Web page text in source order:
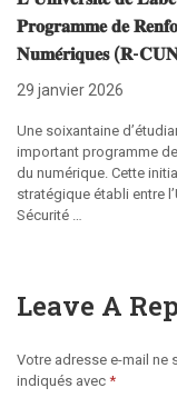
𝐏𝐫𝐨𝐠𝐫𝐚𝐦𝐦𝐞 𝐝𝐞
𝐍𝐮𝐦𝐞́𝐫𝐢𝐪𝐮𝐞𝐬 (𝐑-
29 janvier 2026
Une soixantaine
important programme
du numérique. Cette
stratégique établi entre
Sécurité …
Leave A
Votre adresse e-mail ne
indiqués avec *